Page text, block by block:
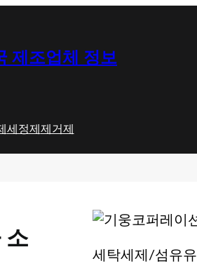
제조업체 정보
세정제 제거제
소
세탁세제/섬유